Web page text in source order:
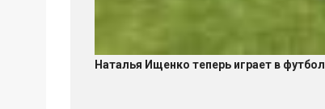
Наталья Ищенко теперь играет в футбол